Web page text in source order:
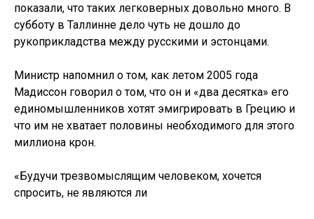
показали, что таких легковерных довольно много. В
субботу в Таллинне дело чуть не дошло до
рукоприкладства между русскими и эстонцами.
Министр напомнил о том, как летом 2005 года
Мадиссон говорил о том, что он и «два десятка» его
единомышленников хотят эмигрировать в Грецию и
что им не хватает половины необходимого для этого
миллиона крон.
«Будучи трезвомыслящим человеком, хочется
спросить, не являются ли